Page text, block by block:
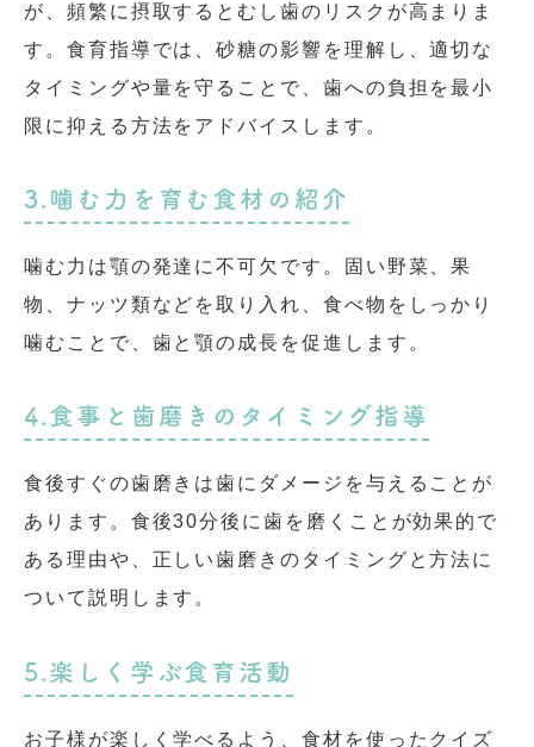
が、頻繁に摂取するとむし歯のリスクが高まりま
す。食育指導では、砂糖の影響を理解し、適切な
タイミングや量を守ることで、歯への負担を最小
限に抑える方法をアドバイスします。
3.噛む力を育む食材の紹介
噛む力は顎の発達に不可欠です。固い野菜、果
物、ナッツ類などを取り入れ、食べ物をしっかり
噛むことで、歯と顎の成長を促進します。
4.食事と歯磨きのタイミング指導
食後すぐの歯磨きは歯にダメージを与えることが
あります。食後30分後に歯を磨くことが効果的で
ある理由や、正しい歯磨きのタイミングと方法に
ついて説明します。
5.楽しく学ぶ食育活動
お子様が楽しく学べるよう、食材を使ったクイズ